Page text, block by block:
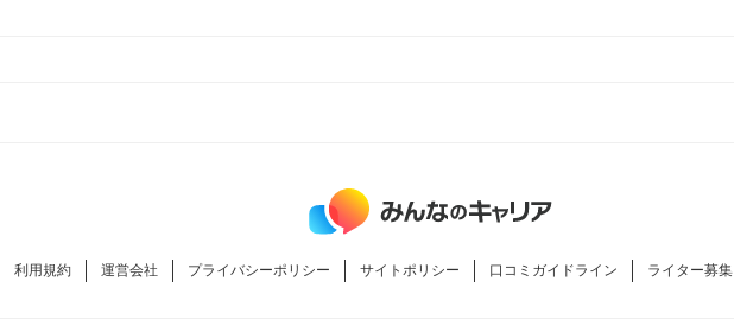
利用規約 運営会社 プライバシーポリシー サイトポリシー 口コミガイドライン ライター募集